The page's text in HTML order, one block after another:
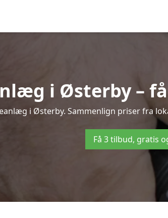
i Østerby –
i Østerby. Sammenlign priser fra
Få 3 tilbud, gratis